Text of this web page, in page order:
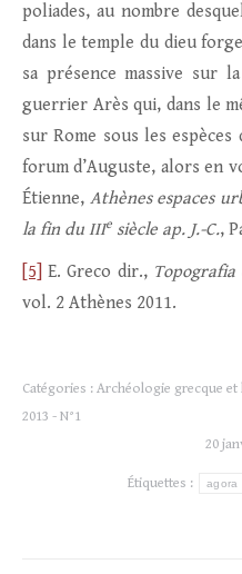
poliades, au nombre
dans le temple du dieu
sa présence massive sur
guerrier Arès qui, dans le
sur Rome sous les
forum d’Auguste, alors en
Étienne, Athènes espaces
la fin du IIIe siècle ap. J.-C.,
[5] E. Greco dir.,
vol. 2 Athènes 2011.
Catégories : Archéologie grecque et
2013 - N°1
20
Étiquettes : agora